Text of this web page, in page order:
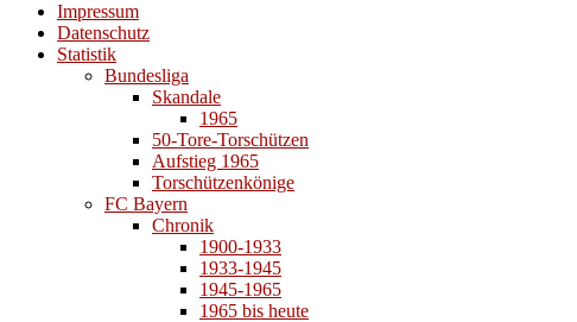
Impressum
Datenschutz
Statistik
Bundesliga
Skandale
1965
50-Tore-Torschützen
Aufstieg 1965
Torschützenkönige
FC Bayern
Chronik
1900-1933
1933-1945
1945-1965
1965 bis heute